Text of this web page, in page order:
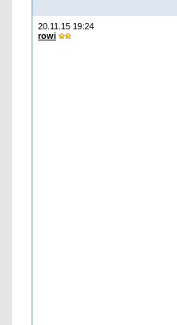
20.11.15 19:24
rowi